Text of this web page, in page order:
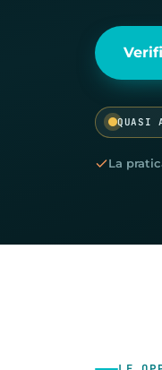
QUASI
La